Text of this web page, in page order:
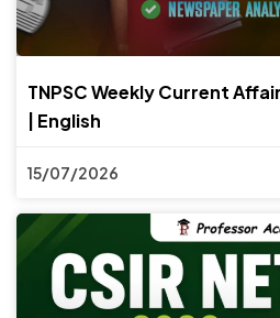
TNPSC Weekly Current
| English
15/07/2026